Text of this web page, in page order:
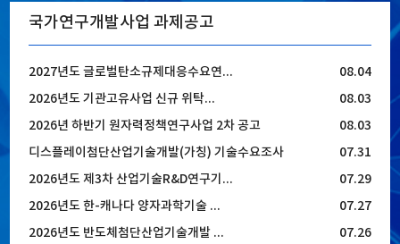
국가연구개발사업 과제공고
2027년도 글로벌탄소규제대응수요연...
08.04
2026년도 기관고유사업 신규 위탁...
08.03
2026년 하반기 원자력정책연구사업 2차 공고
08.03
디스플레이첨단산업기술개발(가칭) 기술수요조사
07.31
2026년도 제3차 산업기술R&D연구기...
07.29
2026년도 한-캐나다 양자과학기술 ...
07.27
2026년도 반도체첨단산업기술개발 ...
07.26